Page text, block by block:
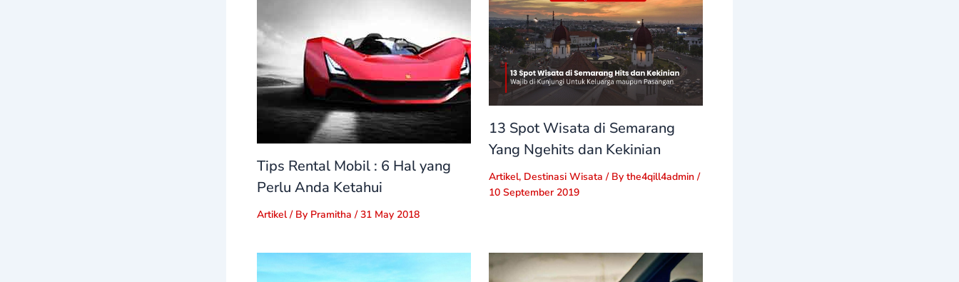
Tips Rental Mobil : 6 Hal yang
Perlu Anda Ketahui
Artikel/ By Pramitha/31 May 2018
13 Spot Wisata di Semarang
Yang Ngehits dan Kekinian
Artikel, Destinasi Wisata / By the4qill4admin/
10 September 2019